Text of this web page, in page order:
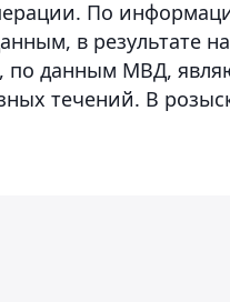
По
в результате
по данным МВД,
течений. В